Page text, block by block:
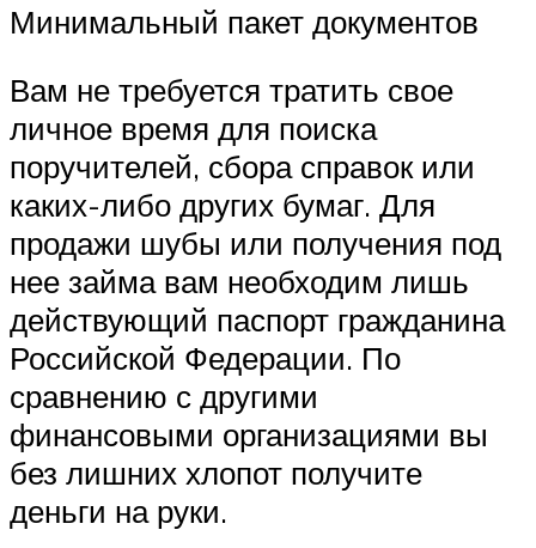
Минимальный пакет документов
Вам не требуется тратить свое
личное время для поиска
поручителей, сбора справок или
каких-либо других бумаг. Для
продажи шубы или получения под
нее займа вам необходим лишь
действующий паспорт гражданина
Российской Федерации. По
сравнению с другими
финансовыми организациями вы
без лишних хлопот получите
деньги на руки.